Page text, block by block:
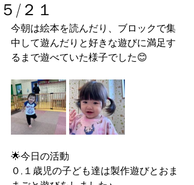
５/２１
今朝は絵本を読んだり、ブロックで集
中して遊んだりと好きな遊びに満足す
るまで遊べていた様子でした😊
🌟今日の活動
０,１歳児の子ども達は製作遊びとおま